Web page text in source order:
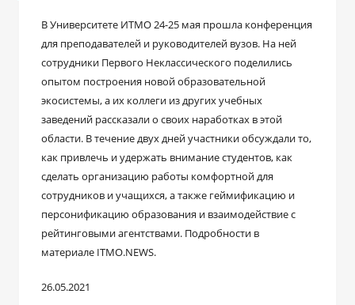
В Университете ИТМО 24-25 мая прошла конференция
для преподавателей и руководителей вузов. На ней
сотрудники Первого Неклассического поделились
опытом построения новой образовательной
экосистемы, а их коллеги из других учебных
заведений рассказали о своих наработках в этой
области. В течение двух дней участники обсуждали то,
как привлечь и удержать внимание студентов, как
сделать организацию работы комфортной для
сотрудников и учащихся, а также геймификацию и
персонификацию образования и взаимодействие с
рейтинговыми агентствами. Подробности в
материале ITMO.NEWS.
26.05.2021